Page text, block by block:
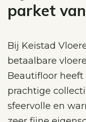
parket
Bij Keistad
betaalbare
Beautifloor
prachtige
sfeervolle en